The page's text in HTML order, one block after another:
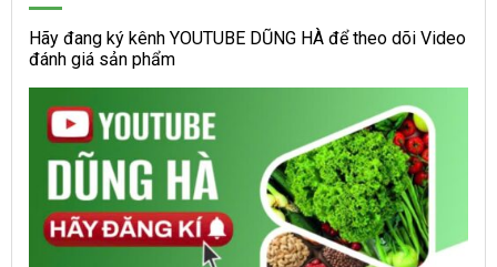
Hãy đang ký kênh YOUTUBE DŨNG HÀ để theo dõi Video
đánh giá sản phẩm